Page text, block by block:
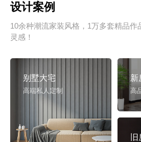
设计案例
10余种潮流家装风格，1万多套精品作
灵感！
别墅大宅
高端私人定制
新
高